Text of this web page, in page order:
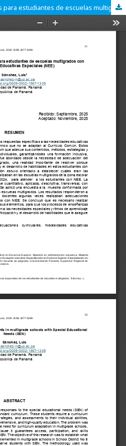
Adecuaciones curriculares para estudiantes de escuelas multigrados con Necesidades Educativas Especiales (NEE)